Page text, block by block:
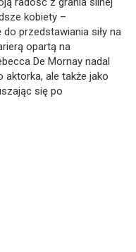
kobiety –
przedstawiania siły na
opartą na
De Mornay nadal
aktorka, ale także jako
się po